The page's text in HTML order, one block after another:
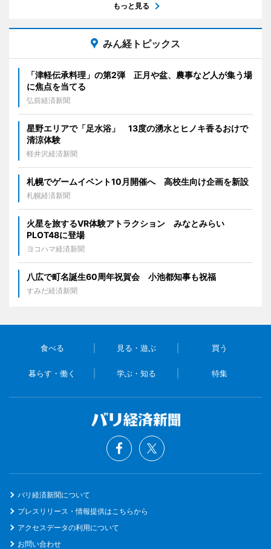
もっと見る
みん経トピックス
「津軽伝承料理」の第2弾 正月や盆、農事など人が集う場
に焦点を当てる
弘前経済新聞
星野エリアで「足水浴」 13度の湧水とヒノキ香るおけで
清涼体験
軽井沢経済新聞
札幌でゲームイベント10月開催へ 高校生向け企画を新設
札幌経済新聞
火星を旅するVR体験アトラクション みなとみらい
PLOT48に登場
ヨコハマ経済新聞
八広で町名誕生60周年祝賀会 小池都知事も祝福
すみだ経済新聞
食べる 見る・遊ぶ 買う
暮らす・働く 学ぶ・知る 特集
バリ経済新聞について
プレスリリース・情報提供はこちらから
アクセスデータの利用について
お問い合わせ